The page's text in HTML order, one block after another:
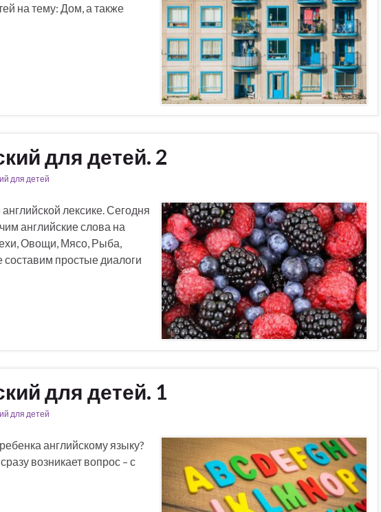
на тему: Дом, а также
для детей. 2
для детей
лексике. Сегодня
английские слова на
Овощи, Мясо, Рыба,
простые диалоги
для детей. 1
для детей
английскому языку?
возникает вопрос – с